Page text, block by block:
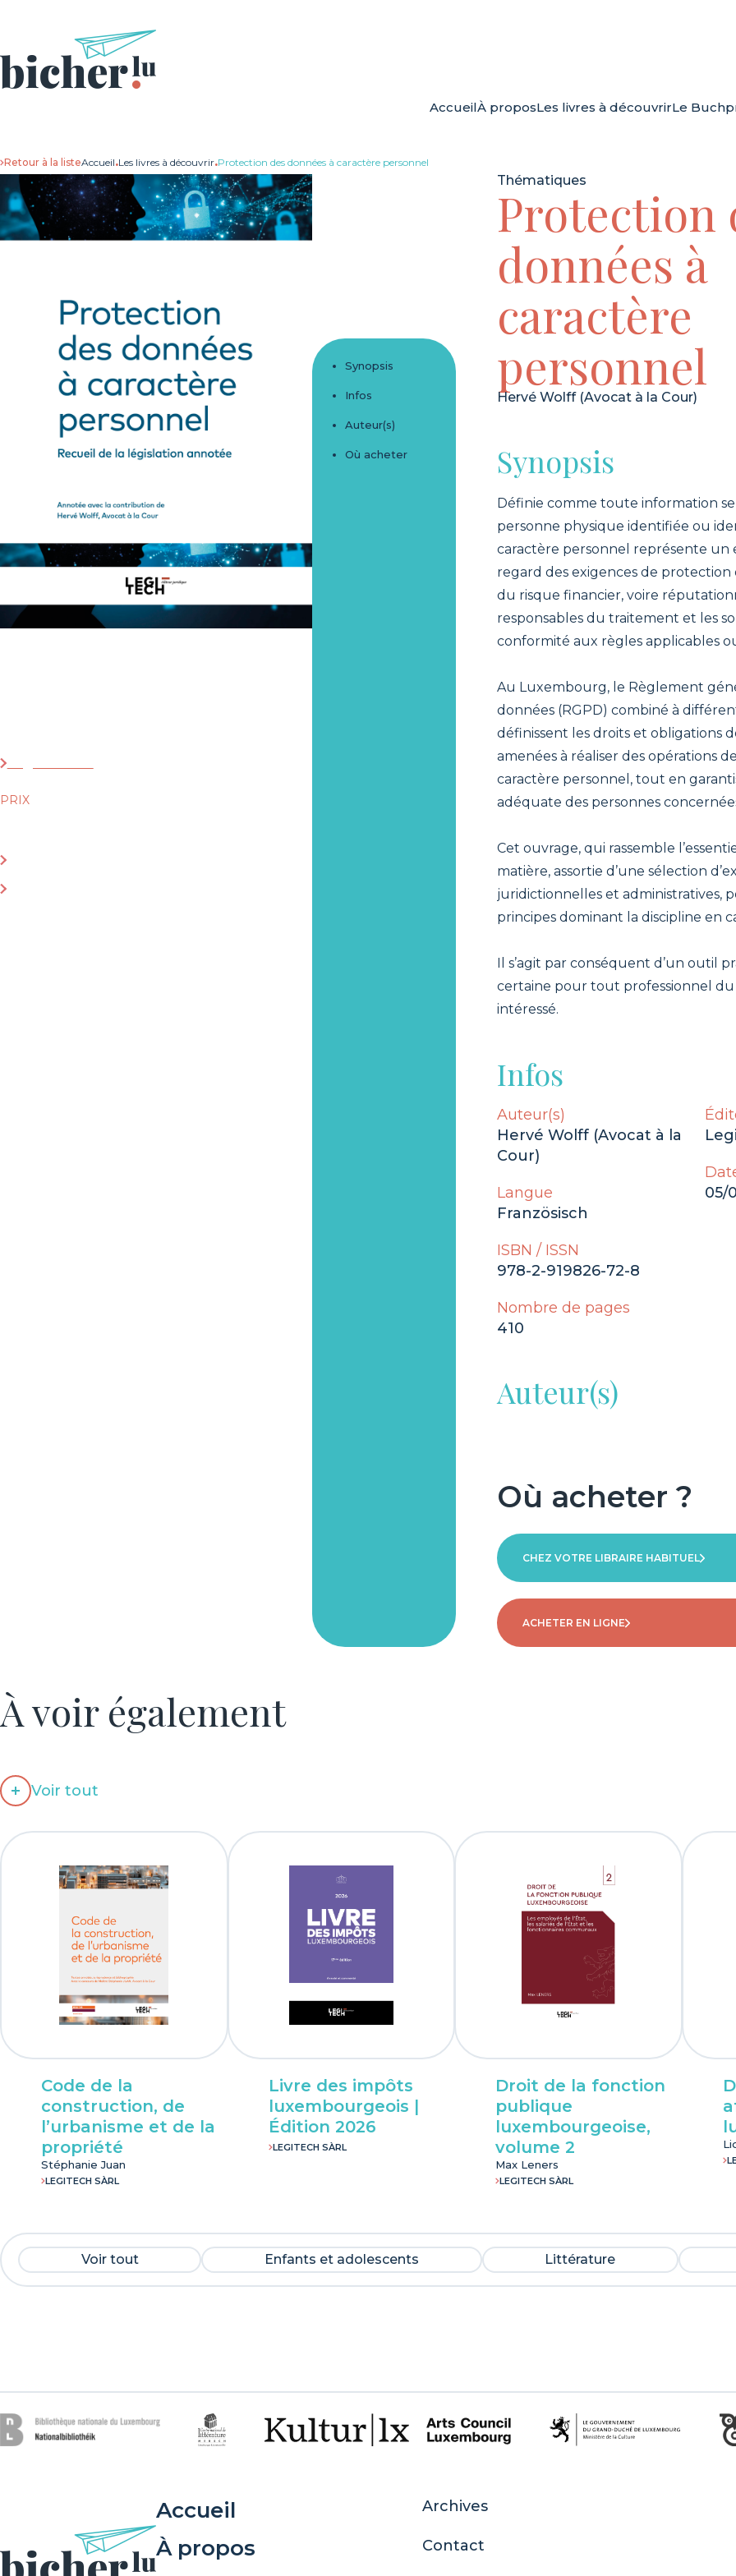
AccueilÀ proposLes livres à découvrirLe
Retour à la listeAccueil.Les livres à découvrir.Protection des données à caractère personnel
PRIX
Synopsis
Infos
Auteur(s)
Où acheter
Thématiques
Protection
données à
caractère
personnel
Hervé Wolff (Avocat à la Cour)
Synopsis
Définie comme toute information
personne physique identifiée ou
caractère personnel représente un
regard des exigences de protection
du risque financier, voire
responsables du traitement et les
conformité aux règles applicables
Au Luxembourg, le Règlement
données (RGPD) combiné à
définissent les droits et obligations
amenées à réaliser des opérations
caractère personnel, tout en
adéquate des personnes
Cet ouvrage, qui rassemble
matière, assortie d’une sélection
juridictionnelles et administratives,
principes dominant la discipline en
Il s’agit par conséquent d’un outil
certaine pour tout professionnel
intéressé.
Infos
Auteur(s)
Hervé Wolff (Avocat à la
Cour)
Langue
Französisch
ISBN / ISSN
978-2-919826-72-8
Nombre de pages
410
05/
Auteur(s)
Où acheter ?
CHEZ VOTRE LIBRAIRE HABITUEL
ACHETER EN LIGNE
À voir également
Voir tout
Code de la
construction, de
l’urbanisme et de la
propriété
Stéphanie Juan
LEGITECH SÀRL
Livre des impôts
luxembourgeois |
Édition 2026
LEGITECH SÀRL
Droit de la fonction
publique
luxembourgeoise,
volume 2
Max Leners
LEGITECH SÀRL
Voir tout Enfants et adolescents Littérature
Accueil
À propos
Archives
Contact